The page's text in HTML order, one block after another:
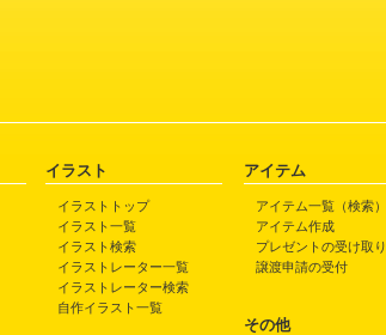
イラスト
イラストトップ
イラスト一覧
イラスト検索
イラストレーター一覧
イラストレーター検索
自作イラスト一覧
アイテム
アイテム一覧（検索）
アイテム作成
プレゼントの受け取り
譲渡申請の受付
その他